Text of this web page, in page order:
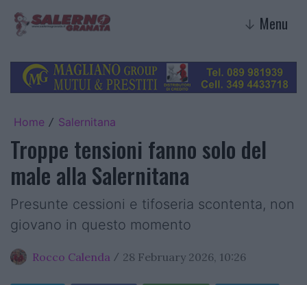
↓ Menu
Home / Salernitana
Troppe tensioni fanno solo del
male alla Salernitana
Presunte cessioni e tifoseria scontenta, non
giovano in questo momento
Rocco Calenda / 28 February 2026, 10:26